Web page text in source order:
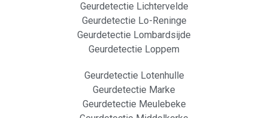
Geurdetectie Lichtervelde
Geurdetectie Lo-Reninge
Geurdetectie Lombardsijde
Geurdetectie Loppem
Geurdetectie Lotenhulle
Geurdetectie Marke
Geurdetectie Meulebeke